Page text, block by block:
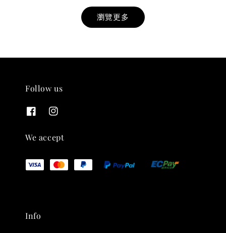
THT 九週年紀念 T-shirt
NT$ 880
加入購物車
瀏覽更多
Follow us
We accept
Info